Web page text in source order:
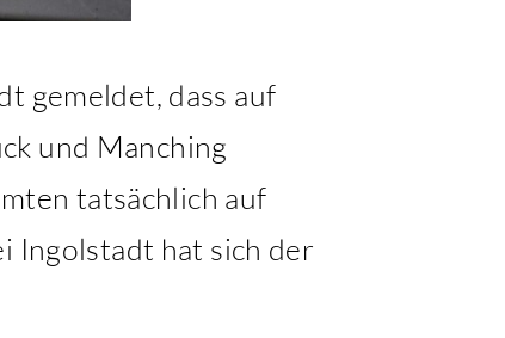
gemeldet, dass auf
und Manching
tatsächlich auf
Ingolstadt hat sich der